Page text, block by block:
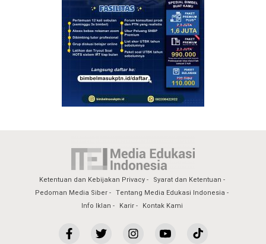
Ketentuan dan Kebijakan Privacy
Syarat dan Ketentuan
Pedoman Media Siber
Tentang Media Edukasi Indonesia
Info Iklan
Karir Kontak Kami